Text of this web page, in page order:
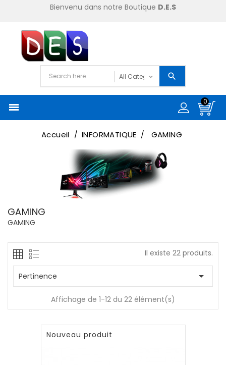
Bienvenu dans notre Boutique D.E.S

0
Accueil INFORMATIQUE GAMING
GAMING
GAMING
Il existe 22 produits.
Pertinence 
Affichage de 1-12 du 22 élément(s)
Nouveau produit